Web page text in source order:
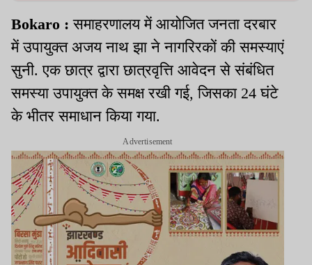
Bokaro :समाहरणालय में आयोजित जनता दरबार
में उपायुक्त अजय नाथ झा ने नागरिरकों की समस्याएं
सुनी. एक छात्र द्वारा छात्रवृत्ति आवेदन से संबंधित
समस्या उपायुक्त के समक्ष रखी गई, जिसका 24 घंटे
के भीतर समाधान किया गया.
Advertisement